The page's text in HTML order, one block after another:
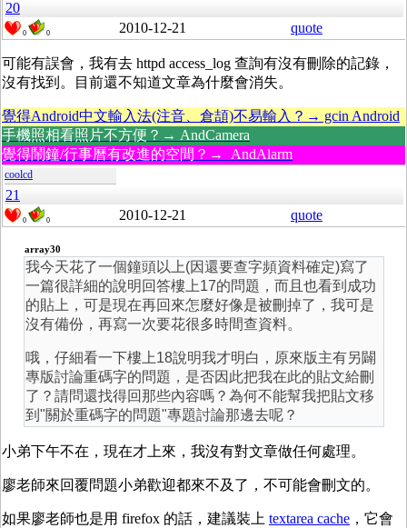
20
0 0 2010-12-21 quote
可能有誤會，我有去 httpd access_log 查詢有沒有刪除的記錄，
沒有找到。目前還不知道文章為什麼會消失。
覺得Android中文輸入法(注音、倉頡)不易輸入？→ gcin Android
手機照相看照片不方便？→ AndCamera
覺得鬧鐘/行事曆有改進的空間？→ AndAlarm
coolcd
21
0 0 2010-12-21 quote
array30
我今天花了一個鐘頭以上(因還要查字頻資料確定)寫了
一篇很詳細的說明回答樓上17的問題，而且也看到成功
的貼上，可是現在再回來怎麼好像是被刪掉了，我可是
沒有備份，再寫一次要花很多時間查資料。
哦，仔細看一下樓上18說明我才明白，原來版主有另闢
專版討論重碼字的問題，是否因此把我在此的貼文給刪
了？請問還找得回那些內容嗎？為何不能幫我把貼文移
到"關於重碼字的問題"專題討論那邊去呢？
小弟下午不在，現在才上來，我沒有對文章做任何處理。
廖老師來回覆問題小弟歡迎都來不及了，不可能會刪文的。
如果廖老師也是用 firefox 的話，建議裝上 textarea cache ，它會